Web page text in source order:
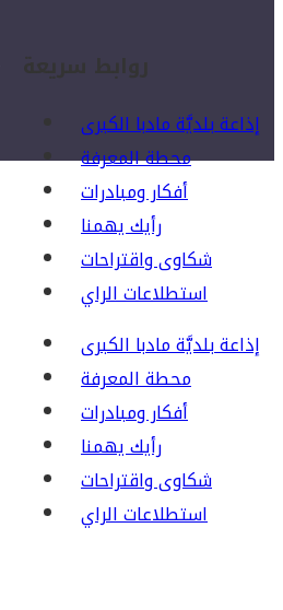
روابط سريعة
إذاعة بلديَّة مادبا الكبرى
محطة المعرفة
أفكار ومبادرات
رأيك يهمنا
شكاوى واقتراحات
استطلاعات الراي
إذاعة بلديَّة مادبا الكبرى
محطة المعرفة
أفكار ومبادرات
رأيك يهمنا
شكاوى واقتراحات
استطلاعات الراي